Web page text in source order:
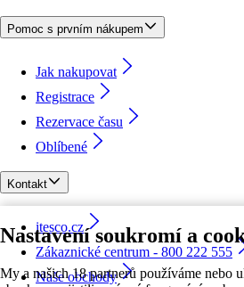
Nastavení soukromí a
My a našich 18 partnerů používáme nebo
Pomoc s prvním nákupem
Jak nakupovat
Registrace
Rezervace času
Oblíbené
Kontakt
itesco.cz
Zákaznické centrum - 800 222 555
Naše obchody